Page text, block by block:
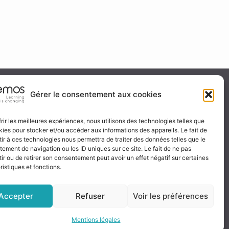
Gérer le consentement aux cookies
les meilleures expériences, nous utilisons des technologies telles que
pour stocker et/ou accéder aux informations des appareils. Le fait de
à ces technologies nous permettra de traiter des données telles que le
de navigation ou les ID uniques sur ce site. Le fait de ne pas
ou de retirer son consentement peut avoir un effet négatif sur certaines
et fonctions.
Refuser Voir les préférences
Mentions légales
& certification
certificat
nous